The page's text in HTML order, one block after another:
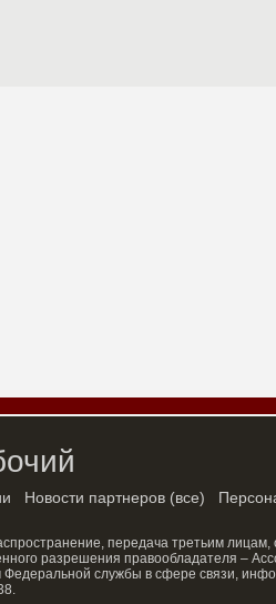
Новости партнеров (все)
передача третьим
разрешения правообладателя –
Федеральной службы в сфере связи,